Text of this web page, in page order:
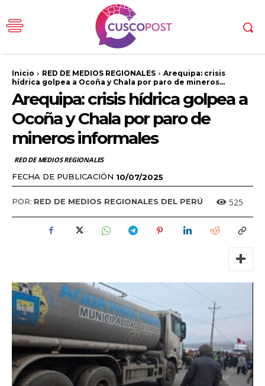
Inicio RED DE MEDIOS REGIONALES
Arequipa: crisis
hídrica golpea a Ocoña y Chala por paro de mineros...
Arequipa: crisis hídrica golpea a
Ocoña y Chala por paro de
mineros informales
RED DE MEDIOS REGIONALES
FECHA DE PUBLICACIÓN 10/07/2025
POR: RED DE MEDIOS REGIONALES DEL PERÚ 525